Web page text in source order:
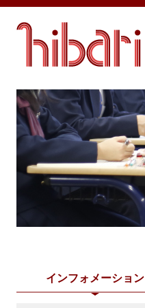
インフォメーション